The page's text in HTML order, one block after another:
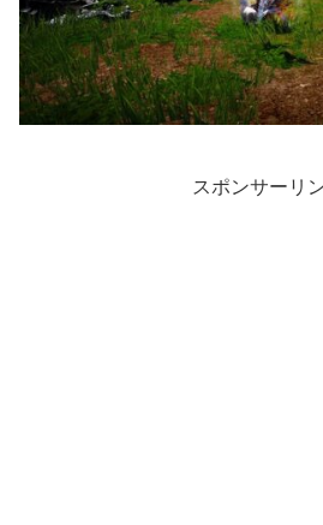
スポンサーリ